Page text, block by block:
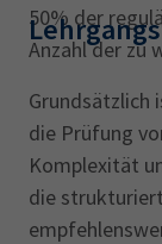
50% der
Anzahl der zu
Grundsätzlich
die Prüfung
Komplexität
die